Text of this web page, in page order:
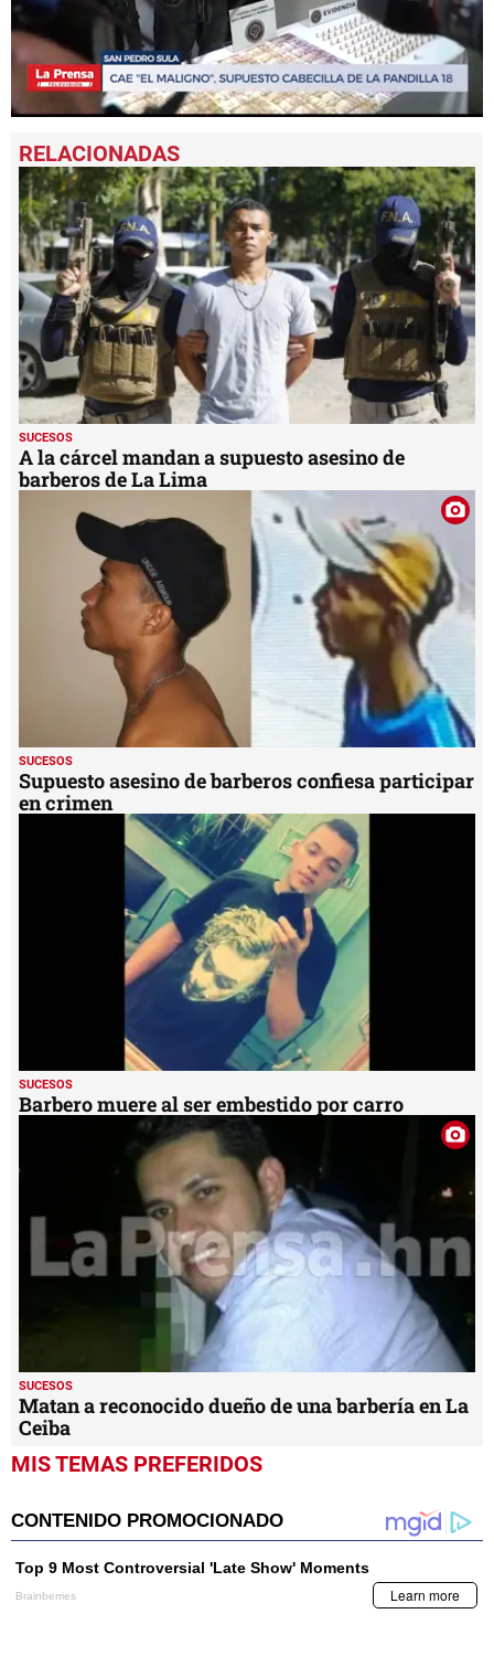
seconds
of
36
seconds
SUCESOS
A la cárcel mandan a supuesto asesino de
barberos de La Lima
SUCESOS
Supuesto asesino de barberos confiesa participar
en crimen
SUCESOS
Barbero muere al ser embestido por carro
SUCESOS
Matan a reconocido dueño de una barbería en La
Ceiba
MIS TEMAS PREFERIDOS